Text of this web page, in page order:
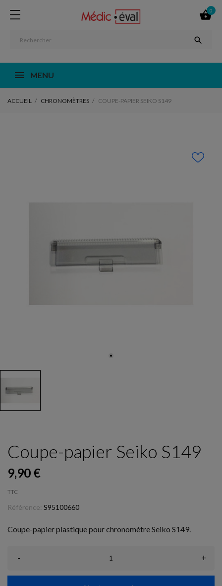

0

MENU
ACCUEIL CHRONOMÈTRES COUPE-PAPIER SEIKO S149
Coupe-papier Seiko S149
9,90 €
TTC
Référence: S95100660
Coupe-papier plastique pour chronomètre Seiko S149.
- +